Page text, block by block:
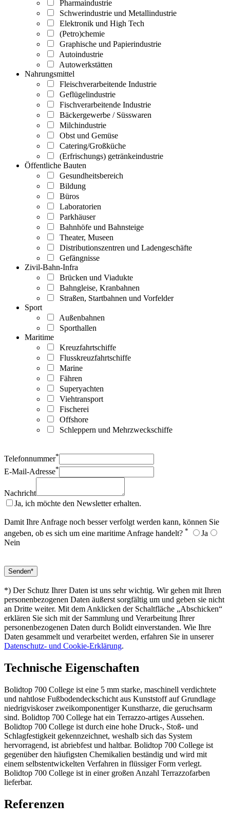
Pharmaindustrie
Schwerindustrie und Metallindustrie
Elektronik und High Tech
(Petro)chemie
Graphische und Papierindustrie
Autoindustrie
Autowerkstätten
Nahrungsmittel
Fleischverarbeitende Industrie
Geflügelindustrie
Fischverarbeitende Industrie
Bäckergewerbe / Süsswaren
Milchindustrie
Obst und Gemüse
Catering/Großküche
(Erfrischungs) getränkeindustrie
Öffentliche Bauten
Gesundheitsbereich
Bildung
Büros
Laboratorien
Parkhäuser
Bahnhöfe und Bahnsteige
Theater, Museen
Distributionszentren und Ladengeschäfte
Gefängnisse
Zivil-Bahn-Infra
Brücken und Viadukte
Bahngleise, Kranbahnen
Straßen, Startbahnen und Vorfelder
Sport
Außenbahnen
Sporthallen
Maritime
Kreuzfahrtschiffe
Flusskreuzfahrtschiffe
Marine
Fähren
Superyachten
Viehtransport
Fischerei
Offshore
Schleppern und Mehrzweckschiffe
Telefonnummer*
E-Mail-Adresse*
Nachricht
Ja, ich möchte den Newsletter erhalten.
Damit Ihre Anfrage noch besser verfolgt werden kann, können Sie
angeben, ob es sich um eine maritime Anfrage handelt? *
Ja
Nein
*) Der Schutz Ihrer Daten ist uns sehr wichtig. Wir gehen mit Ihren
personenbezogenen Daten äußerst sorgfältig um und geben sie nicht
an Dritte weiter. Mit dem Anklicken der Schaltfläche „Abschicken“
erklären Sie sich mit der Sammlung und Verarbeitung Ihrer
personenbezogenen Daten durch Bolidt einverstanden. Wie Ihre
Daten gesammelt und verarbeitet werden, erfahren Sie in unserer
Datenschutz- und Cookie-Erklärung.
Technische Eigenschaften
Bolidtop 700 College ist eine 5 mm starke, maschinell verdichtete
und nahtlose Fußbodendeckschicht aus Kunststoff auf Grundlage
niedrigviskoser zweikomponentiger Kunstharze, die geruchsarm
sind. Bolidtop 700 College hat ein Terrazzo-artiges Aussehen.
Bolidtop 700 College ist durch eine hohe Druck-, Stoß- und
Schlagfestigkeit gekennzeichnet, weshalb sich das System
hervorragend, ist abriebfest und haltbar. Bolidtop 700 College ist
gegenüber den häufigsten Chemikalien beständig und wird mit
einem selbstentwickelten Verfahren in flüssiger Form verlegt.
Bolidtop 700 College ist in einer großen Anzahl Terrazzofarben
lieferbar.
Referenzen